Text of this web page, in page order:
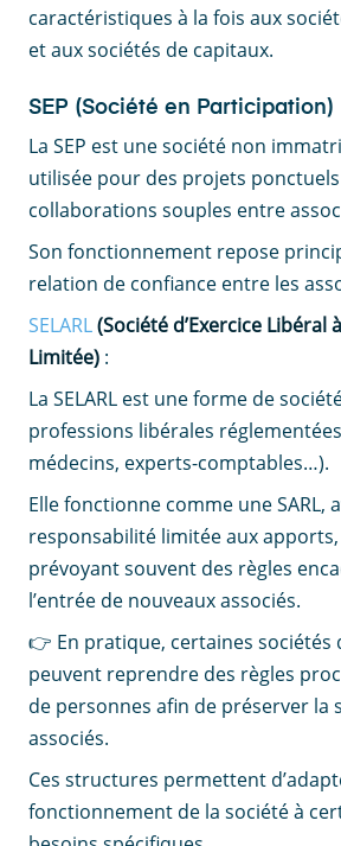
caractéristiques à la fois aux
et aux sociétés de capitaux.
SEP (Société en Participation)
La SEP est une société non
utilisée pour des projets
collaborations souples entre
Son fonctionnement repose
relation de confiance entre les
SELARL(Société d’Exercice Libéral
Limitée) :
La SELARL est une forme de
professions libérales
médecins, experts-comptables…).
Elle fonctionne comme une SARL,
responsabilité limitée aux
prévoyant souvent des règles
l’entrée de nouveaux associés.
👉 En pratique, certaines sociétés
peuvent reprendre des règles
de personnes afin de préserver la
associés.
Ces structures permettent
fonctionnement de la société à